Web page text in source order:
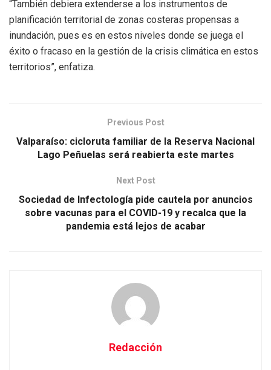
“También debiera extenderse a los instrumentos de
planificación territorial de zonas costeras propensas a
inundación, pues es en estos niveles donde se juega el
éxito o fracaso en la gestión de la crisis climática en estos
territorios”, enfatiza.
Previous Post
Valparaíso: cicloruta familiar de la Reserva Nacional
Lago Peñuelas será reabierta este martes
Next Post
Sociedad de Infectología pide cautela por anuncios
sobre vacunas para el COVID-19 y recalca que la
pandemia está lejos de acabar
Redacción